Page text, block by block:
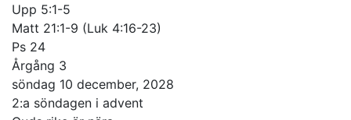
Upp 5:1-5
Matt 21:1-9 (Luk 4:16-23)
Ps 24
Årgång 3
söndag 10 december, 2028
2:a söndagen i advent